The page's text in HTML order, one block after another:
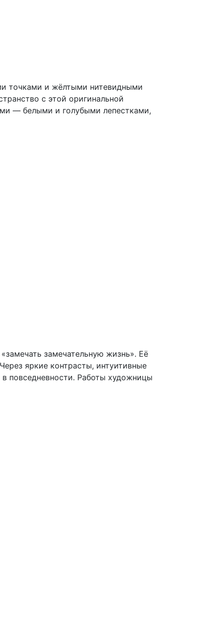
точками и жёлтыми нитевидными
с этой оригинальной
— белыми и голубыми лепестками,
замечательную жизнь». Её
яркие контрасты, интуитивные
повседневности. Работы художницы